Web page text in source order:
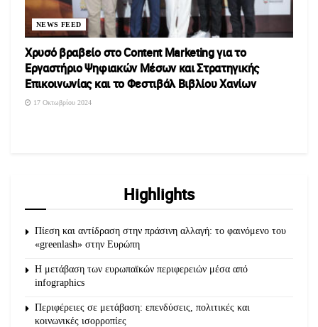
NEWS FEED
Χρυσό βραβείο στο Content Marketing για το
Εργαστήριο Ψηφιακών Μέσων και Στρατηγικής
Επικοινωνίας και το Φεστιβάλ Βιβλίου Χανίων
17 Οκτωβρίου 2024
Highlights
Πίεση και αντίδραση στην πράσινη αλλαγή: το φαινόμενο του
«greenlash» στην Ευρώπη
Η μετάβαση των ευρωπαϊκών περιφερειών μέσα από
infographics
Περιφέρειες σε μετάβαση: επενδύσεις, πολιτικές και
κοινωνικές ισορροπίες